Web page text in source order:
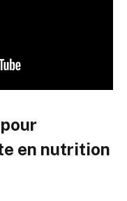
en nutrition